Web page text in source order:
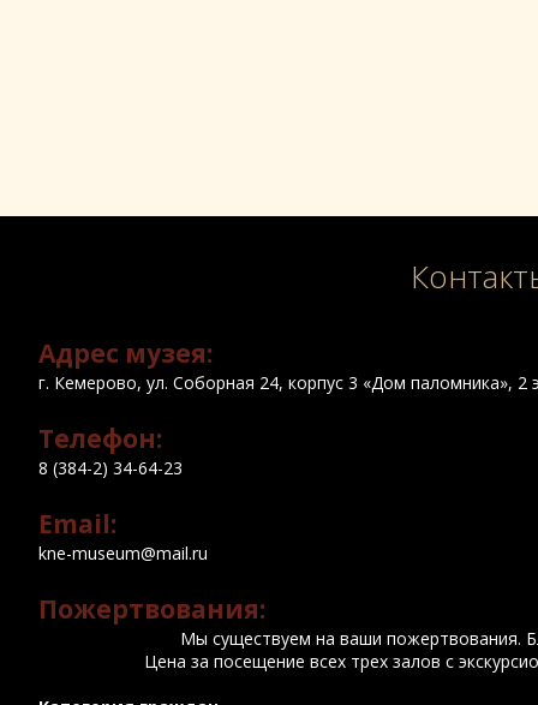
Адрес музея:
г. Кемерово, ул. Соборная 24, корпус 3 «Дом паломника», 2
Телефон:
8 (384-2) 34-64-23
Email:
kne-museum@mail.ru
Пожертвования:
Мы существуем на ваши пожертвования.
Цена за посещение всех трех залов с